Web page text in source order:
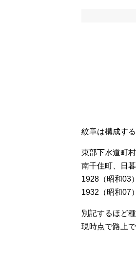
紋章は構成す
東部下水道町
南千住町、日
1928（昭和03
1932（昭和07
別記するほど
現時点で路上